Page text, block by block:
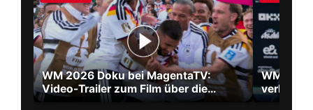
WM 2026 Doku bei MagentaTV:
Video-Trailer zum Film über die
größte WM aller Zeiten
WM